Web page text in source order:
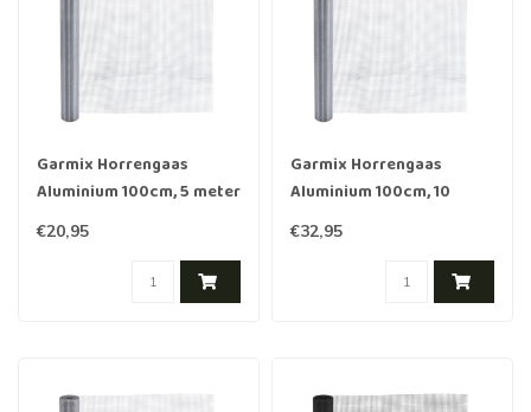
Garmix Horrengaas
Aluminium 100cm, 5 meter
€20,95
Garmix Horrengaas
Aluminium 100cm, 10
meter
€32,95